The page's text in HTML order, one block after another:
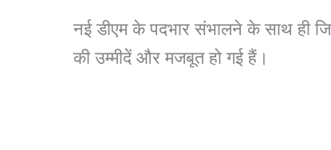
नई डीएम के पदभार संभालने के साथ ही
की उम्मीदें और मजबूत हो गई हैं।